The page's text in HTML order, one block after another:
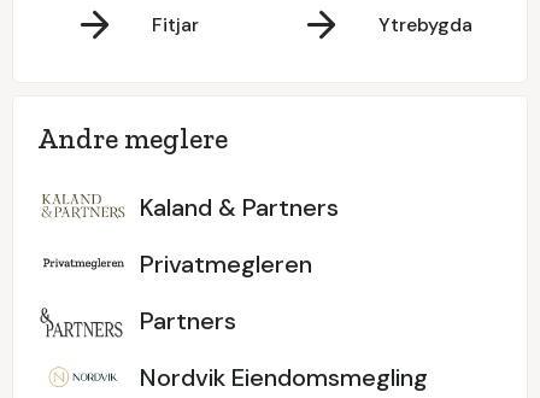
Fitjar Ytrebygda
Andre meglere
Kaland & Partners
Privatmegleren
Partners
Nordvik Eiendomsmegling